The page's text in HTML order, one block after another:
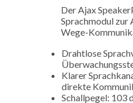
Der Ajax
Sprachmodul
Wege-
Drahtlose
Klarer
direkte
Schallpegel: 103